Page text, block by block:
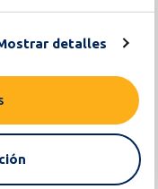
detalles
próximos de